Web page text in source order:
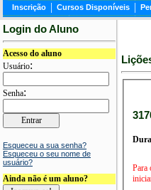
Inscrição | Cursos Disponíveis |
Login do Aluno
Acesso do aluno
Usuário:
Senha:
Esqueceu a sua senha?
Esqueceu o seu nome de
usuário?
Ainda não é um aluno?
Para